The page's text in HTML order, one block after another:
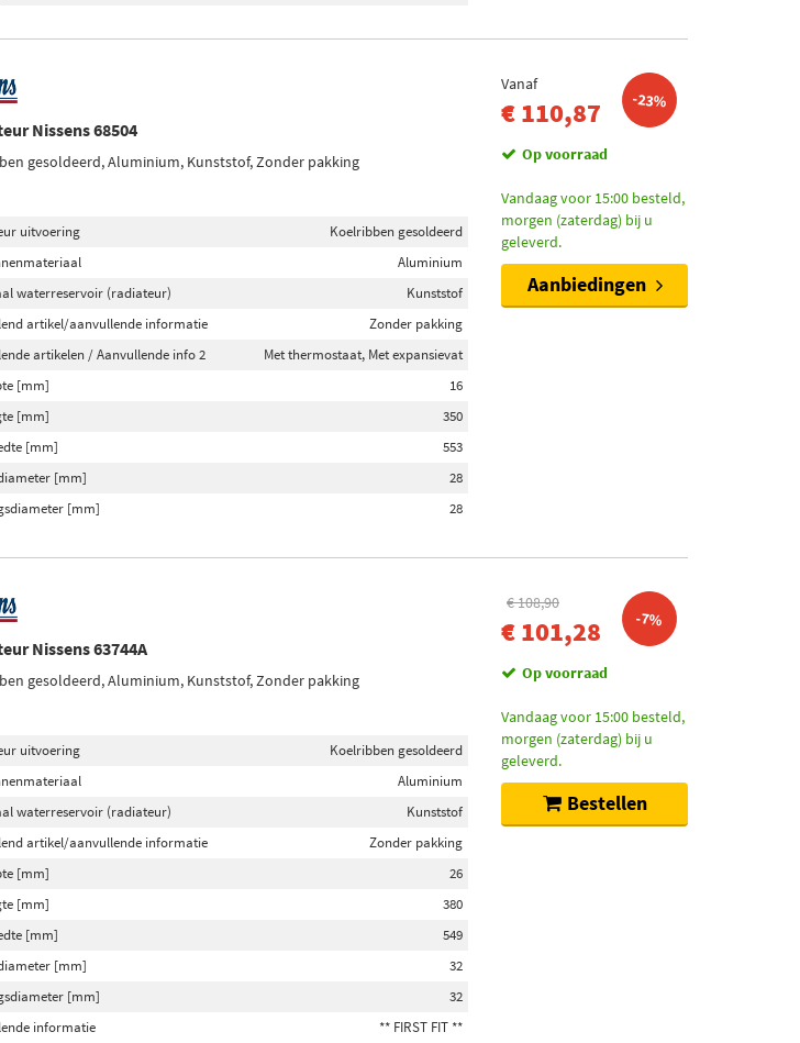
Nissens 68504
gesoldeerd, Aluminium, Kunststof, Zonder pakking
uitvoering
Koelribben gesoldeerd
Aluminium
waterreservoir (radiateur)
Kunststof
artikel/aanvullende informatie
Zonder pakking
artikelen / Aanvullende info 2
Met thermostaat, Met expansievat
[mm]
16
[mm]
350
[mm]
553
[mm]
28
[mm]
28
Vanaf
€ 110,87 -23%
Op voorraad
Vandaag voor 15:00 besteld,
morgen (zaterdag) bij u
geleverd.
Aanbiedingen
Nissens 63744A
gesoldeerd, Aluminium, Kunststof, Zonder pakking
uitvoering
Koelribben gesoldeerd
Aluminium
waterreservoir (radiateur)
Kunststof
artikel/aanvullende informatie
Zonder pakking
[mm]
26
[mm]
380
[mm]
549
[mm]
32
[mm]
32
informatie
** FIRST FIT **
€ 108,90
€ 101,28 -7%
Op voorraad
Vandaag voor 15:00 besteld,
morgen (zaterdag) bij u
geleverd.
Bestellen